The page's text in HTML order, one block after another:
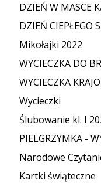
DZIEŃ W MASCE
DZIEŃ CIEPŁEGO
Mikołajki 2022
WYCIECZKA DO
WYCIECZKA
Wycieczki
Ślubowanie kl. I
PIELGRZYMKA -
Narodowe
Kartki świąteczne